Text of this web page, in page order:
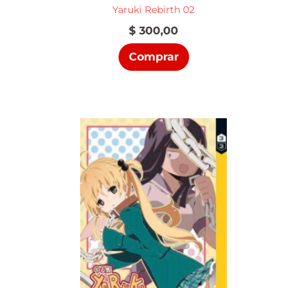
Yaruki Rebirth 02
$ 300,00
Comprar